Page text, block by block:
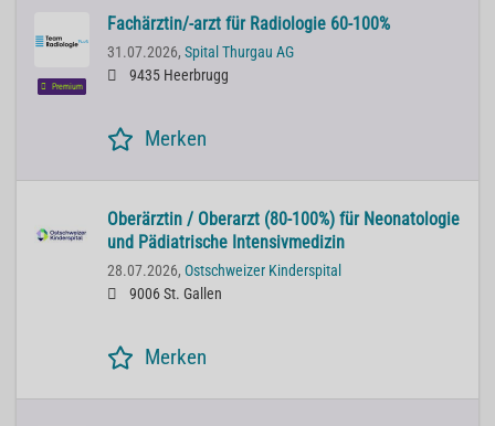
Premium
Fachärztin/-arzt für Radiologie 60-100%
31.07.2026, Spital Thurgau AG
9435 Heerbrugg
Merken
Oberärztin / Oberarzt (80-100%) für Neonatologie
und Pädiatrische Intensivmedizin
28.07.2026, Ostschweizer Kinderspital
9006 St. Gallen
Merken